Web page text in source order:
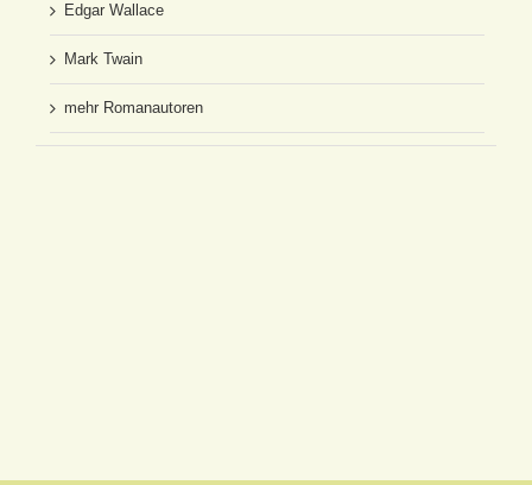
Edgar Wallace
Mark Twain
mehr Romanautoren